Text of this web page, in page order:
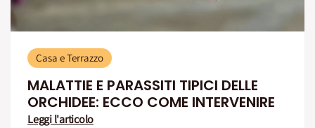
Casa e Terrazzo
MALATTIE E PARASSITI TIPICI DELLE
ORCHIDEE: ECCO COME INTERVENIRE
Leggi l'articolo